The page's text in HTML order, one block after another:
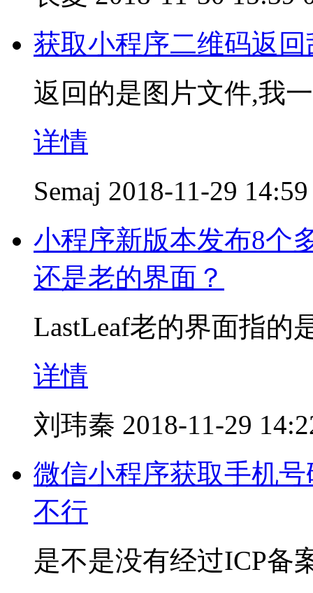
获取小程序二维码返回
返回的是图片文件,我
详情
Semaj 2018-11-29 14:59
小程序新版本发布8个
还是老的界面？
LastLeaf老的界面指的
详情
刘玮秦 2018-11-29
微信小程序获取手机
不行
是不是没有经过ICP备